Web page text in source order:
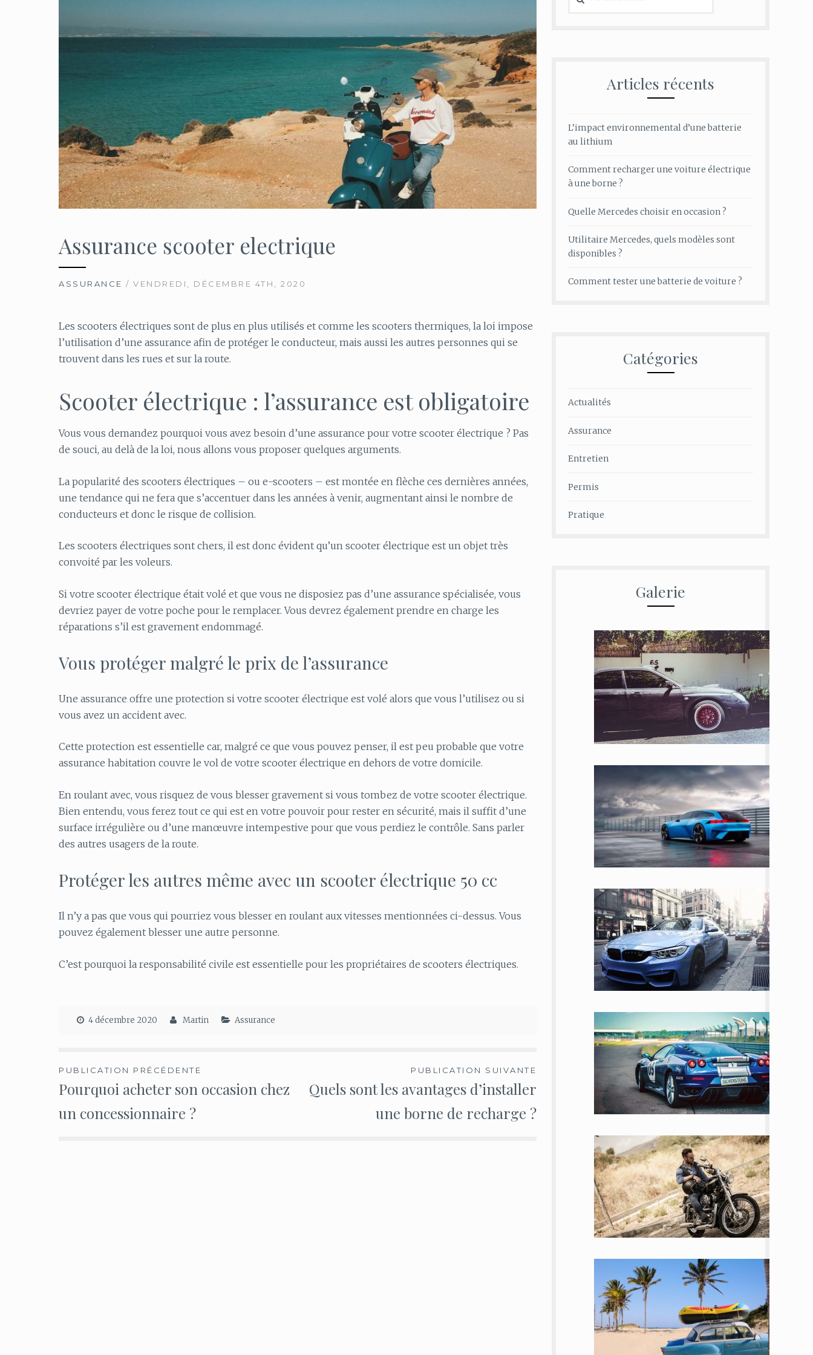
Assurance scooter electrique
ASSURANCE / VENDREDI, DÉCEMBRE 4TH, 2020
Les scooters électriques sont de plus en plus utilisés et comme les scooters thermiques, la loi impose
l’utilisation d’une assurance afin de protéger le conducteur, mais aussi les autres personnes qui se
trouvent dans les rues et sur la route.
Scooter électrique : l’assurance est obligatoire
Vous vous demandez pourquoi vous avez besoin d’une assurance pour votre scooter électrique ? Pas
de souci, au delà de la loi, nous allons vous proposer quelques arguments.
La popularité des scooters électriques – ou e-scooters – est montée en flèche ces dernières années,
une tendance qui ne fera que s’accentuer dans les années à venir, augmentant ainsi le nombre de
conducteurs et donc le risque de collision.
Les scooters électriques sont chers, il est donc évident qu’un scooter électrique est un objet très
convoité par les voleurs.
Si votre scooter électrique était volé et que vous ne disposiez pas d’une assurance spécialisée, vous
devriez payer de votre poche pour le remplacer. Vous devrez également prendre en charge les
réparations s’il est gravement endommagé.
Vous protéger malgré le prix de l’assurance
Une assurance offre une protection si votre scooter électrique est volé alors que vous l’utilisez ou si
vous avez un accident avec.
Cette protection est essentielle car, malgré ce que vous pouvez penser, il est peu probable que votre
assurance habitation couvre le vol de votre scooter électrique en dehors de votre domicile.
En roulant avec, vous risquez de vous blesser gravement si vous tombez de votre scooter électrique.
Bien entendu, vous ferez tout ce qui est en votre pouvoir pour rester en sécurité, mais il suffit d’une
surface irrégulière ou d’une manœuvre intempestive pour que vous perdiez le contrôle. Sans parler
des autres usagers de la route.
Protéger les autres même avec un scooter électrique 50 cc
Il n’y a pas que vous qui pourriez vous blesser en roulant aux vitesses mentionnées ci-dessus. Vous
pouvez également blesser une autre personne.
C’est pourquoi la responsabilité civile est essentielle pour les propriétaires de scooters électriques.
4 décembre 2020 Martin Assurance
Navigation
de
PUBLICATION PRÉCÉDENTE
Pourquoi acheter son occasion chez
un concessionnaire ?
PUBLICATION SUIVANTE
Quels sont les avantages d’installer
une borne de recharge ?
Articles récents
L’impact environnemental d’une batterie
au lithium
Comment recharger une voiture électrique
à une borne ?
Quelle Mercedes choisir en occasion ?
Utilitaire Mercedes, quels modèles sont
disponibles ?
Comment tester une batterie de voiture ?
Catégories
Actualités
Assurance
Entretien
Permis
Pratique
Galerie